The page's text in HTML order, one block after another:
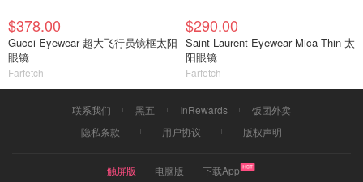
$378.00
Gucci Eyewear 超大飞行员镜框太阳
眼镜
Farfetch
$290.00
Saint Laurent Eyewear Mica Thin 太
阳眼镜
Farfetch
联系我们 黑五 InRewards
饭团外卖
隐私条款
用户协议 版权声明
触屏版 电脑版 下载App